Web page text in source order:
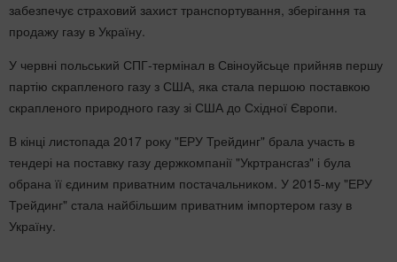
забезпечує страховий захист транспортування, зберігання та
продажу газу в Україну.
У червні польський СПГ-термінал в Свіноуйсьце прийняв першу
партію скрапленого газу з США, яка стала першою поставкою
скрапленого природного газу зі США до Східної Європи.
В кінці листопада 2017 року "ЕРУ Трейдинг" брала участь в
тендері на поставку газу держкомпанії "Укртрансгаз" і була
обрана її єдиним приватним постачальником. У 2015-му "ЕРУ
Трейдинг" стала найбільшим приватним імпортером газу в
Україну.